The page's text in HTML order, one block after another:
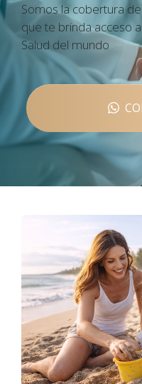
Somos la cobertura
que te brinda acceso
Salud del mundo